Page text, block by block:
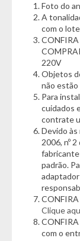
pequenas
da
moderno e
qualquer
Com o
com Tampa,
tempo, evita
rotina. Invista
estilo para a
Informações
- Marca:
- Quantidade: 4
- Modelo:
- Estrutura:
Foto do
A
com o
CONFIRA
220V
Objetos
não
Para
cuidados
contrate
Devido às
2006, nº
padrão.
CONFIRA
Clique
com o